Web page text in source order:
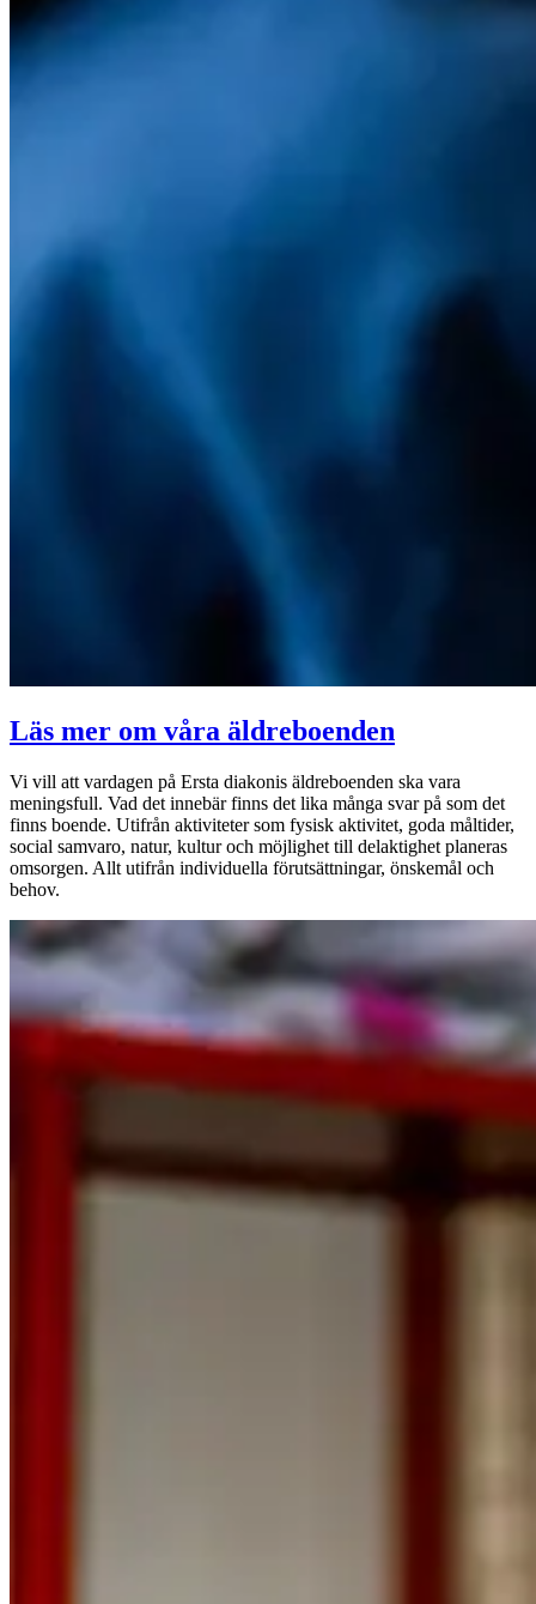
Läs mer om våra äldreboenden
Vi vill att vardagen på Ersta diakonis äldreboenden ska vara
meningsfull. Vad det innebär finns det lika många svar på som det
finns boende. Utifrån aktiviteter som fysisk aktivitet, goda måltider,
social samvaro, natur, kultur och möjlighet till delaktighet planeras
omsorgen. Allt utifrån individuella förutsättningar, önskemål och
behov.